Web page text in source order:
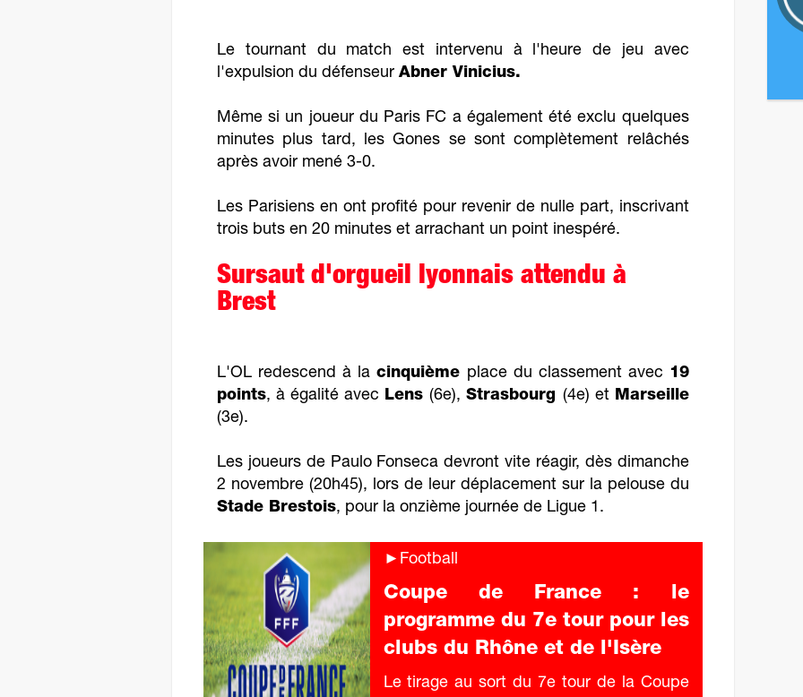
Le tournant du match est intervenu à l'heure de jeu avec
l'expulsion du défenseur Abner Vinicius.
Même si un joueur du Paris FC a également été exclu quelques
minutes plus tard, les Gones se sont complètement relâchés
après avoir mené 3-0.
Les Parisiens en ont profité pour revenir de nulle part, inscrivant
trois buts en 20 minutes et arrachant un point inespéré.
Sursaut d'orgueil lyonnais attendu à
Brest
L'OL redescend à la cinquième place du classement avec 19
points, à égalité avec Lens(6e),Strasbourg (4e) et Marseille
(3e).
Les joueurs de Paulo Fonseca devront vite réagir, dès dimanche
2 novembre (20h45), lors de leur déplacement sur la pelouse du
Stade Brestois, pour la onzième journée de Ligue 1.
►Football
Coupe de France : le
programme du 7e tour pour les
clubs du Rhône et de l'Isère
Le tirage au sort du 7e tour de la Coupe